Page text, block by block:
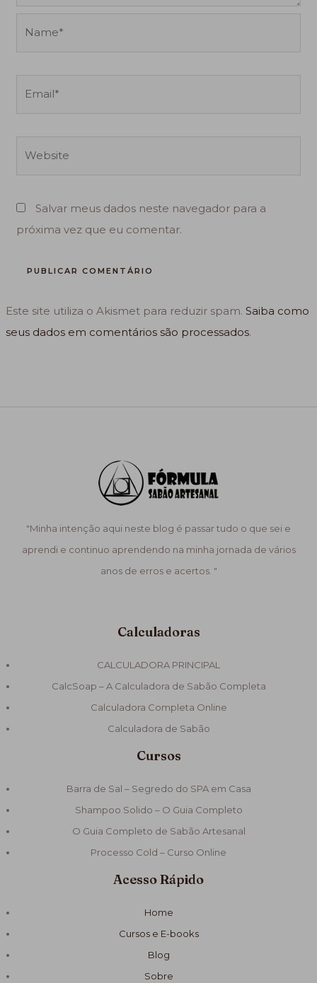
Salvar meus dados neste navegador para a
próxima vez que eu comentar.
Este site utiliza o Akismet para reduzir spam.Saiba como
seus dados em comentários são processados.
"Minha intenção aqui neste blog é passar tudo o que sei e
aprendi e continuo aprendendo na minha jornada de vários
anos de erros e acertos. "
Calculadoras
CALCULADORA PRINCIPAL
CalcSoap – A Calculadora de Sabão Completa
Calculadora Completa Online
Calculadora de Sabão
Cursos
Barra de Sal – Segredo do SPA em Casa
Shampoo Solido – O Guia Completo
O Guia Completo de Sabão Artesanal
Processo Cold – Curso Online
Acesso Rápido
Home
Cursos e E-books
Blog
Sobre